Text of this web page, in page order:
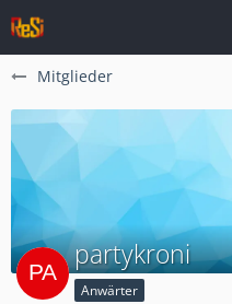
Mitglieder
partykroni
Anwärter